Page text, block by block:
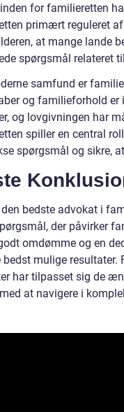
for familieretten
primært reguleret
at mange lande
spørgsmål relateret
samfund er
og familieforhold
og lovgivningen har
spiller en central
spørgsmål og sikre,
bedste advokat i
der påvirker
omdømme og en
bedst mulige resultater.
har tilpasset sig de
at navigere i